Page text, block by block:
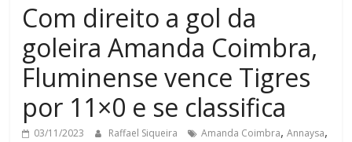
Com direito a gol da
goleira Amanda Coimbra,
Fluminense vence Tigres
por 11×0 e se classifica
03/11/2023 Raffael Siqueira Amanda Coimbra,Annaysa,